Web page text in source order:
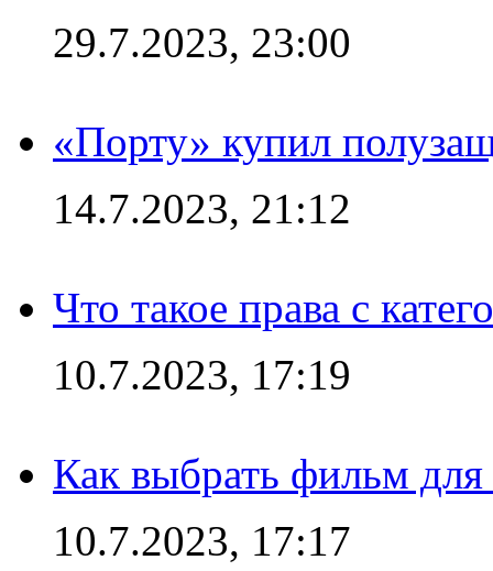
29.7.2023, 23:00
«Порту» купил
14.7.2023, 21:12
Что такое права с
10.7.2023, 17:19
Как выбрать фильм для
10.7.2023, 17:17